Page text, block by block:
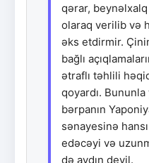
qərar,
olaraq verilib və
əks etdirmir.
bağlı
ətraflı təhlili
qoyardı. Bununla
bərpanın
sənayesinə
edəcəyi və
də aydın deyil.